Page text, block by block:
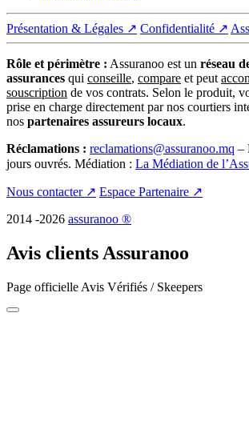
Présentation & Légales ↗ Confidentialité ↗
Rôle et périmètre : Assuranoo est un réseau
assurances qui conseille, compare et peut
souscription de vos contrats. Selon le produit,
prise en charge directement par nos courtiers
nos partenaires assureurs locaux.
Réclamations : reclamations@assuranoo.mq –
jours ouvrés. Médiation : La Médiation de
Nous contacter ↗ Espace Partenaire ↗
2014 -2026 assuranoo ®
Avis clients Assuranoo
Page officielle Avis Vérifiés / Skeepers